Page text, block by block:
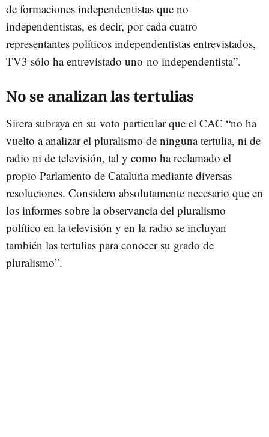
de formaciones independentistas que no
independentistas, es decir, por cada cuatro
representantes políticos independentistas entrevistados,
TV3 sólo ha entrevistado uno no independentista”.
No se analizan las tertulias
Sirera subraya en su voto particular que el CAC “no ha
vuelto a analizar el pluralismo de ninguna tertulia, ni de
radio ni de televisión, tal y como ha reclamado el
propio Parlamento de Cataluña mediante diversas
resoluciones. Considero absolutamente necesario que en
los informes sobre la observancia del pluralismo
político en la televisión y en la radio se incluyan
también las tertulias para conocer su grado de
pluralismo”.